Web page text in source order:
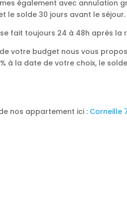
également avec annulation
le solde 30 jours avant le séjour.
se fait toujours 24 à 48h après
votre budget nous vous
à la date de votre choix, le
nos appartement ici : Corneille